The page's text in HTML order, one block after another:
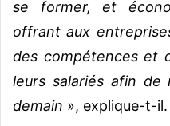
se former, et
offrant aux
des compétences et
leurs salariés afin de
demain », explique-t-il.